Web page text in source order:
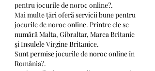
pentru jocurile de noroc online?.
Mai multe țări oferă servicii bune pentru
jocurile de noroc online. Printre ele se
numără Malta, Gibraltar, Marea Britanie
și Insulele Virgine Britanice.
Sunt permise jocurile de noroc online în
România?.